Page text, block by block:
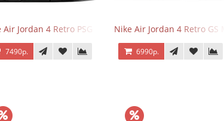
Air Jordan 4 Retro PSG Paris Saint-Germain
7490р.
Nike Air Jordan 4 Retro GS
6990р.